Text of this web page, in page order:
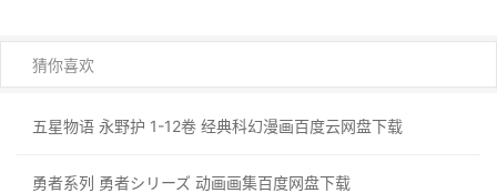
猜你喜欢
五星物语 永野护 1-12卷 经典科幻漫画百度云网盘下载
勇者系列 勇者シリーズ 动画画集百度网盘下载